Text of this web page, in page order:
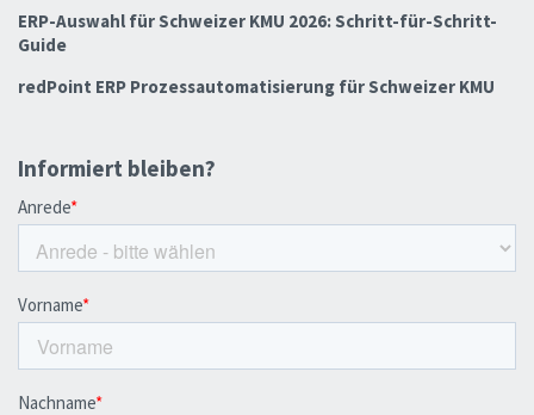
ERP-Auswahl für Schweizer KMU 2026: Schritt-für-Schritt-
Guide
redPoint ERP Prozessautomatisierung für Schweizer KMU
Informiert bleiben?